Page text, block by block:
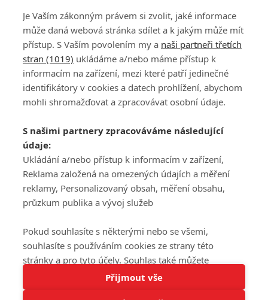
Tato stránka používá soubory cookies.
PŘIHLÁSIT
REGISTROVAT
DISKUZE
Šéfredaktorkou webu jePetr Slavík, e-mailserialy@fandimefilmu.cz
Máte-li zájem o inzerci na našem webu napište nám na e-mail
studio@koncal.com
Ochrana osobních údajů|Zásady používání cookies |Pravidla webu
Upravit nastavení soukromí
© 2016 – 2026 FandimeSerialum.cz / All rights reserved /
Je Vaším zákonným právem si zvolit, jaké informace
může daná webová stránka sdílet a k jakým může mít
přístup. S Vaším povolením my a naši partneři třetích
stran (1019) ukládáme a/nebo máme přístup k
informacím na zařízení, mezi které patří jedinečné
identifikátory v cookies a datech prohlížení, abychom
mohli shromažďovat a zpracovávat osobní údaje.
S našimi partnery zpracováváme následující
údaje:
Ukládání a/nebo přístup k informacím v zařízení,
Reklama založená na omezených údajích a měření
reklamy, Personalizovaný obsah, měření obsahu,
průzkum publika a vývoj služeb
Pokud souhlasíte s některými nebo se všemi,
souhlasíte s používáním cookies ze strany této
stránky a pro tyto účely. Souhlas také můžete
odmítnout, ale v takovém případě vám na stránce
nebudou k dispozici některé personalizované funkce.
Přijmout vše